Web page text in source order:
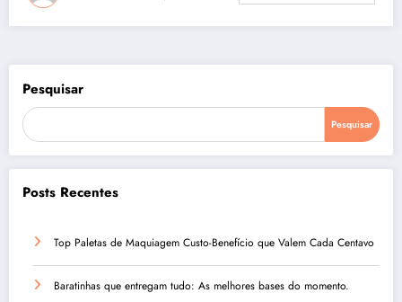
Pesquisar
Pesquisar
Posts Recentes
Top Paletas de Maquiagem Custo-Benefício que Valem Cada Centavo
Baratinhas que entregam tudo: As melhores bases do momento.